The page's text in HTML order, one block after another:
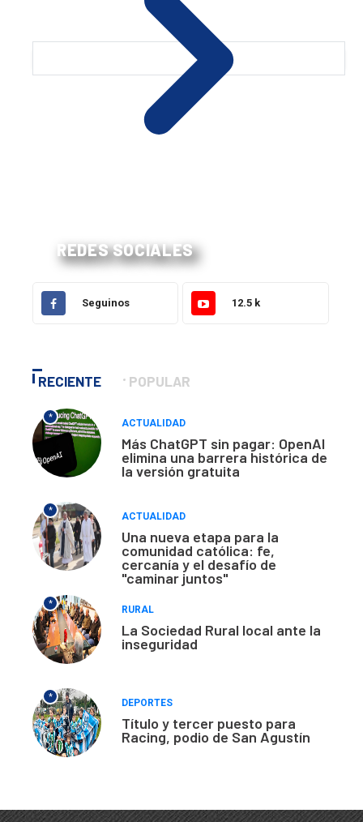
REDES SOCIALES
Seguinos 12.5 k
RECIENTE POPULAR
*
ACTUALIDAD
Más ChatGPT sin pagar: OpenAI
elimina una barrera histórica de
la versión gratuita
*
ACTUALIDAD
Una nueva etapa para la
comunidad católica: fe,
cercanía y el desafío de
"caminar juntos"
*
RURAL
La Sociedad Rural local ante la
inseguridad
*
DEPORTES
Título y tercer puesto para
Racing, podio de San Agustín